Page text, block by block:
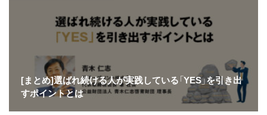
[まとめ]選ばれ続ける人が実践している「YES」を引き出
すポイントとは